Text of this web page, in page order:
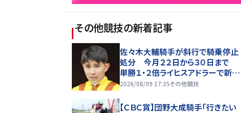
その他競技の新着記事
佐々木大輔騎手が斜行で騎乗停止
処分 今月２２日から３０日まで
単勝１・２倍ライヒスアドラーで新潟
６Ｒの佐渡Ｓを勝利も
2026/08/09 17:35その他競技
【ＣＢＣ賞】団野大成騎手「行きたい